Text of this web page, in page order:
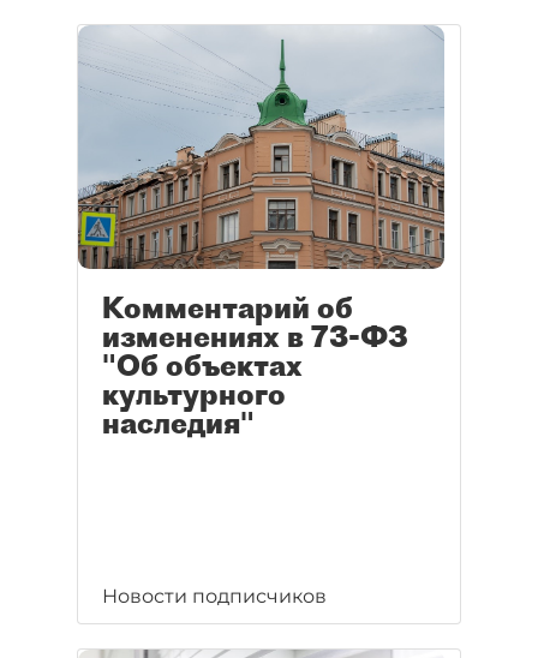
Комментарий об
изменениях в 73-ФЗ
"Об объектах
культурного
наследия"
Новости подписчиков